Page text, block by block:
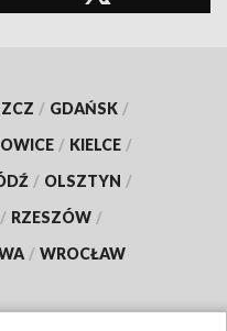
/ GDAŃSK /
/ KIELCE /
/ OLSZTYN /
/ RZESZÓW /
/ WROCŁAW